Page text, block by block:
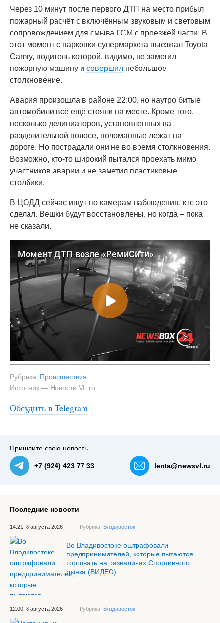
Через 10 минут после первого ДТП на место прибыл
пожарный расчёт с включённым звуковым и световым
сопровождением для смыва ГСМ с проезжей части. В
этот момент с парковки супермаркета выезжал Toyota
Camry, водитель которой, видимо, не заметил
пожарную машину и совершил небольшое
столкновение.
Авария произошла в районе 22:00, но наутро битые
автомобили всё ещё стояли на месте. Кроме того,
несколько делиниаторов, установленных на
разделительной полосе, поломанные лежат на
дороге. Но пострадали они не во время столкновения.
Возможно, кто-то широкий пытался проехать мимо
участников аварии и не заметил пластиковые
столбики.
В ЦОДД сейчас ищут по камерам наблюдения, кто это
сделал. Вешки будут восстановлены, но когда – пока
не сказали.
Рубрика: Происшествия
Источник — Новости VL.ru
Обсудить в Telegram
#1
После аварии несколько столбиков лежат на дороге —
NewsVL.ru
Пришлите свою новость
+7 (924) 423 77 33 lenta@newsvl.ru
Последние новости
14:21, 8 августа 2026 Рубрика: Владивосток
Во Владивостоке оштрафовали
предпринимателей, которые пытаются
торговать на развалинах Спортивного
рынка (ВИДЕО)
12:00, 8 августа 2026 Рубрика: Владивосток